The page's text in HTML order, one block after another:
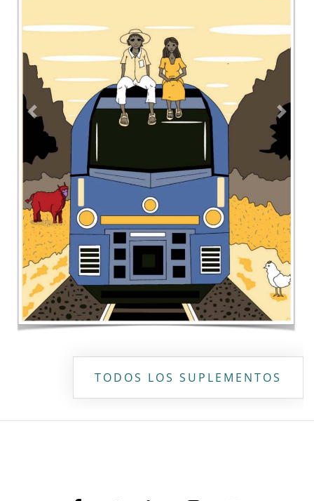
Contacto Directorio Aviso de privacidad
Copyright ©2026 Todos los derechos reservados | La Jornada
Maya